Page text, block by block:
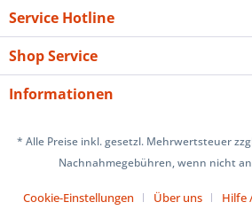
Service Hotline
Shop Service
Informationen
* Alle Preise inkl. gesetzl. Mehrwertsteuer
Nachnahmegebühren, wenn nicht
Cookie-Einstellungen Über uns Hilfe